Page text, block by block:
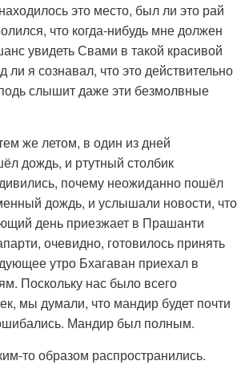
это место, был ли это рай
что когда-нибудь мне должен
увидеть Свами в такой красивой
ли я сознавал, что это действительно
слышит даже эти безмолвные
же летом, в один из дней
дождь, и ртутный столбик
почему неожиданно пошёл
дождь, и услышали новости, что
день приезжает в Прашанти
очевидно, готовилось принять
утро Бхагаван приехал в
Поскольку нас было всего
мы думали, что мандир будет почти
Мандир был полным.
то образом распространились.